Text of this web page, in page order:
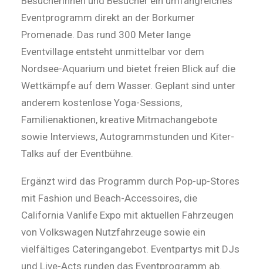
Eventprogramm direkt an der Borkumer
Promenade. Das rund 300 Meter lange
Eventvillage entsteht unmittelbar vor dem
Nordsee-Aquarium und bietet freien Blick auf die
Wettkämpfe auf dem Wasser. Geplant sind unter
anderem kostenlose Yoga-Sessions,
Familienaktionen, kreative Mitmachangebote
sowie Interviews, Autogrammstunden und Kiter-
Talks auf der Eventbühne.
Ergänzt wird das Programm durch Pop-up-Stores
mit Fashion und Beach-Accessoires, die
California Vanlife Expo mit aktuellen Fahrzeugen
von Volkswagen Nutzfahrzeuge sowie ein
vielfältiges Cateringangebot. Eventpartys mit DJs
und Live-Acts runden das Eventprogramm ab.